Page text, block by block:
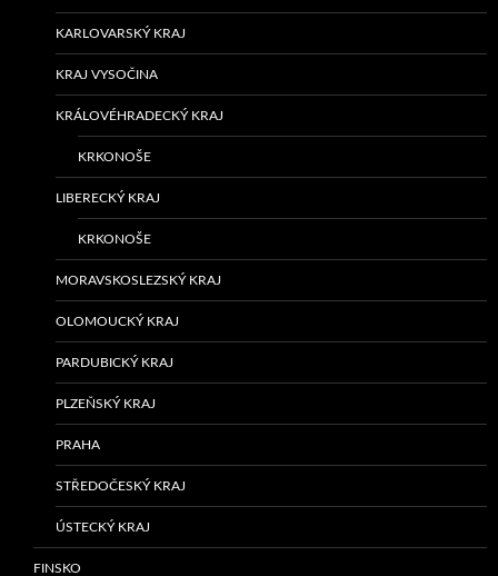
KARLOVARSKÝ KRAJ
KRAJ VYSOČINA
KRÁLOVÉHRADECKÝ KRAJ
KRKONOŠE
LIBERECKÝ KRAJ
KRKONOŠE
MORAVSKOSLEZSKÝ KRAJ
OLOMOUCKÝ KRAJ
PARDUBICKÝ KRAJ
PLZEŇSKÝ KRAJ
PRAHA
STŘEDOČESKÝ KRAJ
ÚSTECKÝ KRAJ
FINSKO